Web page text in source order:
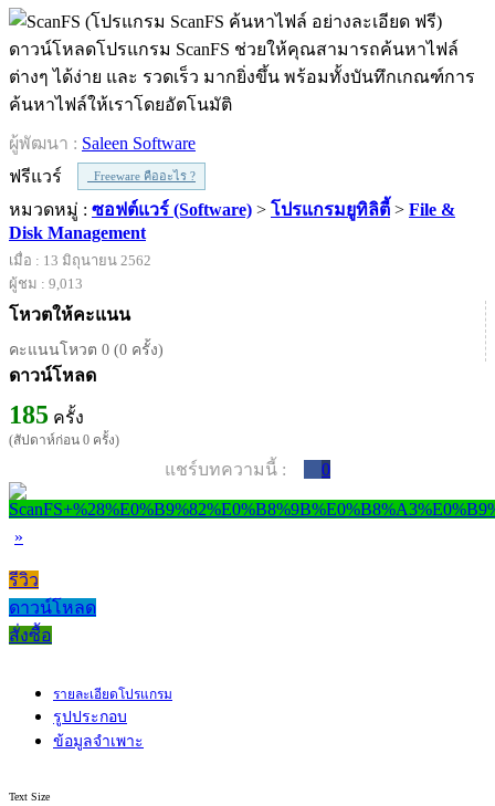
ดาวน์โหลดโปรแกรม ScanFS ช่วยให้คุณสามารถค้นหาไฟล์
ต่างๆ ได้ง่าย และ รวดเร็ว มากยิ่งขึ้น พร้อมทั้งบันทึกเกณฑ์การ
ค้นหาไฟล์ให้เราโดยอัตโนมัติ
ผู้พัฒนา : Saleen Software
ฟรีแวร์
Freeware คืออะไร ?
หมวดหมู่ : ซอฟต์แวร์ (Software) > โปรแกรมยูทิลิตี้ > File &
Disk Management
เมื่อ : 13 มิถุนายน 2562
ผู้ชม : 9,013
โหวตให้คะแนน
คะแนนโหวต 0 (0 ครั้ง)
ดาวน์โหลด
185 ครั้ง
(สัปดาห์ก่อน 0 ครั้ง)
แชร์บทความนี้ : 0
»
รีวิว
ดาวน์โหลด
สั่งซื้อ
รายละเอียดโปรแกรม
รูปประกอบ
ข้อมูลจำเพาะ
Text Size